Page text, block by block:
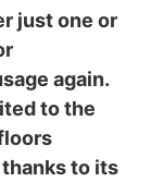
just one or
again.
to the
to its
s údajmi
v prehlásení
600424